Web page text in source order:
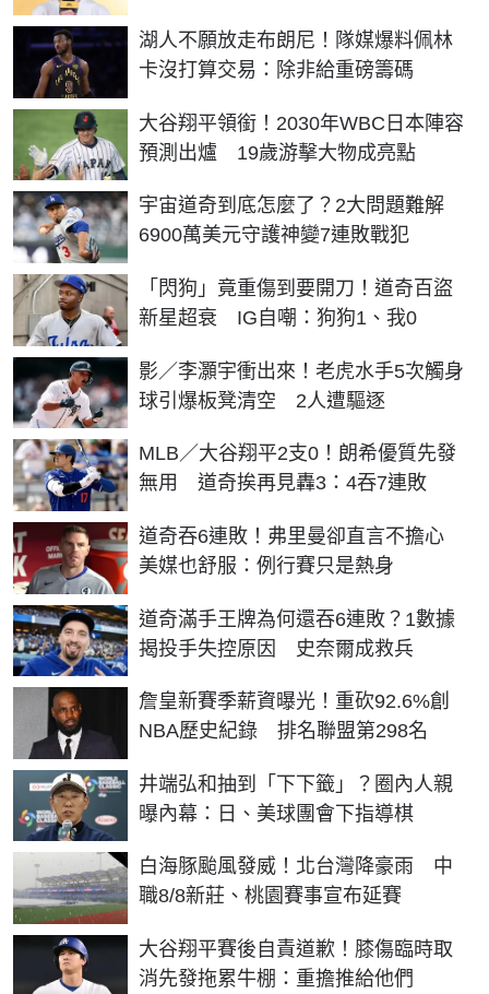
湖人不願放走布朗尼！隊媒爆料佩林
卡沒打算交易：除非給重磅籌碼
大谷翔平領銜！2030年WBC日本陣容
預測出爐 19歲游擊大物成亮點
宇宙道奇到底怎麼了？2大問題難解
6900萬美元守護神變7連敗戰犯
「閃狗」竟重傷到要開刀！道奇百盜
新星超衰 IG自嘲：狗狗1、我0
影／李灝宇衝出來！老虎水手5次觸身
球引爆板凳清空 2人遭驅逐
MLB／大谷翔平2支0！朗希優質先發
無用 道奇挨再見轟3：4吞7連敗
道奇吞6連敗！弗里曼卻直言不擔心
美媒也舒服：例行賽只是熱身
道奇滿手王牌為何還吞6連敗？1數據
揭投手失控原因 史奈爾成救兵
詹皇新賽季薪資曝光！重砍92.6%創
NBA歷史紀錄 排名聯盟第298名
井端弘和抽到「下下籤」？圈內人親
曝內幕：日、美球團會下指導棋
白海豚颱風發威！北台灣降豪雨 中
職8/8新莊、桃園賽事宣布延賽
大谷翔平賽後自責道歉！膝傷臨時取
消先發拖累牛棚：重擔推給他們